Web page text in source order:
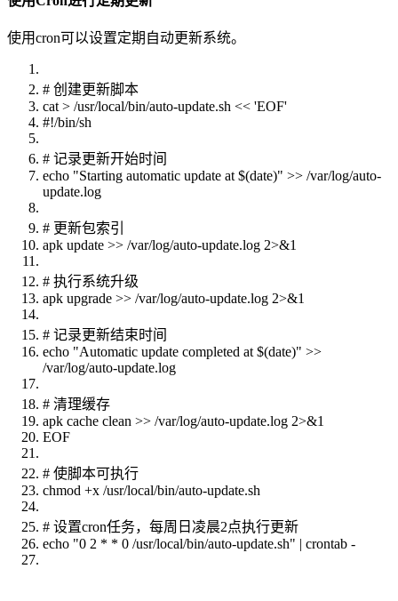
使用cron可以设置定期自动更新系统。
# 创建更新脚本
cat > /usr/local/bin/auto-update.sh << 'EOF'
#!/bin/sh
# 记录更新开始时间
echo "Starting automatic update at $(date)" >> /var/log/auto-
update.log
# 更新包索引
apk update >> /var/log/auto-update.log 2>&1
# 执行系统升级
apk upgrade >> /var/log/auto-update.log 2>&1
# 记录更新结束时间
echo "Automatic update completed at $(date)" >>
/var/log/auto-update.log
# 清理缓存
apk cache clean >> /var/log/auto-update.log 2>&1
EOF
# 使脚本可执行
chmod +x /usr/local/bin/auto-update.sh
# 设置cron任务，每周日凌晨2点执行更新
echo "0 2 * * 0 /usr/local/bin/auto-update.sh" | crontab -